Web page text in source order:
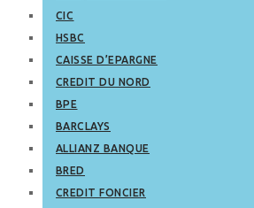
CIC
HSBC
CAISSE D’EPARGNE
CREDIT DU NORD
BPE
BARCLAYS
ALLIANZ BANQUE
BRED
CREDIT FONCIER